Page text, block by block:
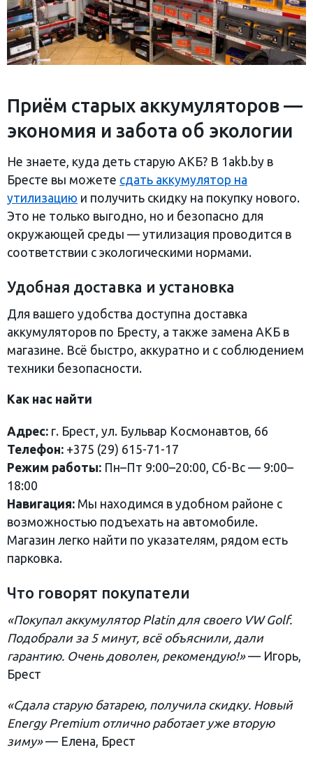
Приём старых аккумуляторов —
экономия и забота об экологии
Не знаете, куда деть старую АКБ? В 1akb.by в
Бресте вы можете сдать аккумулятор на
утилизацию и получить скидку на покупку нового.
Это не только выгодно, но и безопасно для
окружающей среды — утилизация проводится в
соответствии с экологическими нормами.
Удобная доставка и установка
Для вашего удобства доступна доставка
аккумуляторов по Бресту, а также замена АКБ в
магазине. Всё быстро, аккуратно и с соблюдением
техники безопасности.
Как нас найти
Адрес: г. Брест, ул. Бульвар Космонавтов, 66
Телефон: +375 (29) 615-71-17
Режим работы: Пн–Пт 9:00–20:00, Сб-Вс — 9:00–
18:00
Навигация: Мы находимся в удобном районе с
возможностью подъехать на автомобиле.
Магазин легко найти по указателям, рядом есть
парковка.
Что говорят покупатели
«Покупал аккумулятор Platin для своего VW Golf.
Подобрали за 5 минут, всё объяснили, дали
гарантию. Очень доволен, рекомендую!»— Игорь,
Брест
«Сдала старую батарею, получила скидку. Новый
Energy Premium отлично работает уже вторую
зиму»— Елена, Брест